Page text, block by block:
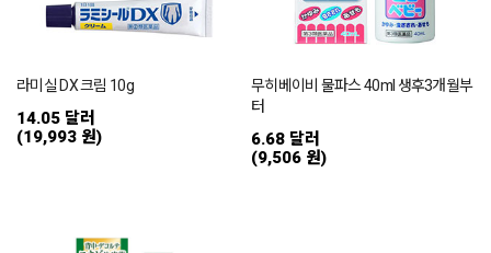
라미실 DX 크림 10g
14.05 달러
(19,993 원)
무히베이비 물파스 40ml 생후3개월부
터
6.68 달러
(9,506 원)